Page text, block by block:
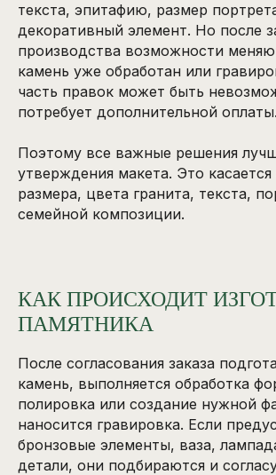
текста, эпитафию, размер
декоративный элемент. Но после
производства возможности
камень уже обработан или
часть правок может быть
потребует дополнительной оплаты.
Поэтому все важные решения
утверждения макета. Это
размера, цвета гранита, текста,
семейной композиции.
КАК ПРОИСХОДИТ
ПАМЯТНИКА
После согласования заказа
камень, выполняется обработка
полировка или создание нужной
наносится гравировка. Если
бронзовые элементы, ваза,
детали, они подбираются и